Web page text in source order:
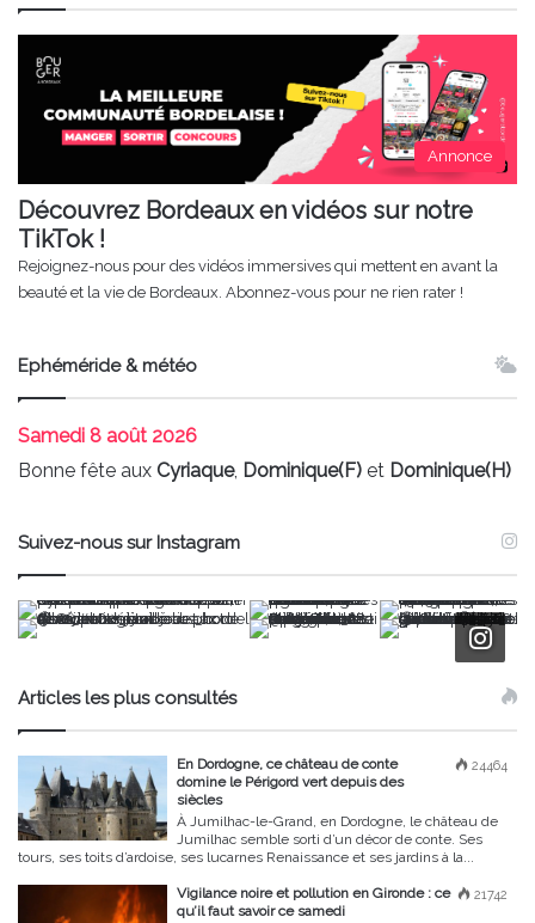
Annonce
Découvrez Bordeaux en vidéos sur notre
TikTok !
Rejoignez-nous pour des vidéos immersives qui mettent en avant la
beauté et la vie de Bordeaux. Abonnez-vous pour ne rien rater !
Ephéméride & météo
Samedi 8 août 2026
Bonne fête aux Cyriaque, Dominique(F) et Dominique(H)
Suivez-nous sur Instagram
Articles les plus consultés
24464
En Dordogne, ce château de conte
domine le Périgord vert depuis des
siècles
À Jumilhac-le-Grand, en Dordogne, le château de
Jumilhac semble sorti d’un décor de conte. Ses
tours, ses toits d’ardoise, ses lucarnes Renaissance et ses jardins à la...
21742
Vigilance noire et pollution en Gironde : ce
qu’il faut savoir ce samedi